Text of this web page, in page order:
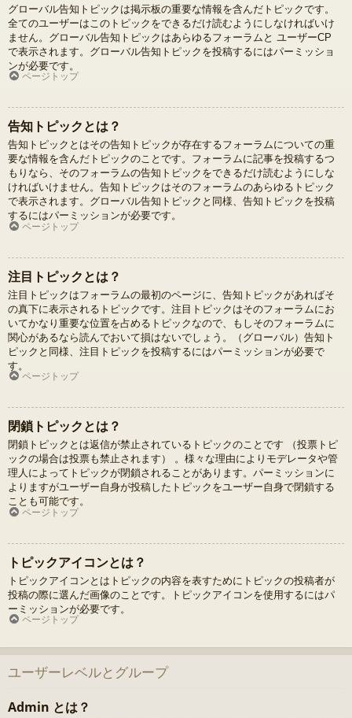
グローバル告知トピックは掲示板の重要な情報を含んだトピックです。
全てのユーザーはこのトピックをできるだけ読むようにしなければいけ
ません。グローバル告知トピックはあらゆるフォーラムと ユーザーCP
で表示されます。グローバル告知トピックを投稿するにはパーミッショ
ンが必要です。
ページトップ
告知トピックとは？
告知トピックとはその告知トピックが存在するフォーラムについての重
要な情報を含んだトピックのことです。フォーラムに記事を投稿するつ
もりなら、そのフォーラムの告知トピックをできるだけ読むようにしな
ければいけません。告知トピックはそのフォーラムのあらゆるトピック
で表示されます。グローバル告知トピックと同様、告知トピックを投稿
するにはパーミッションが必要です。
ページトップ
注目トピックとは？
注目トピックはフォーラムの最初のページに、告知トピックがあればそ
の真下に表示されるトピックです。注目トピックはそのフォーラムにお
いてかなり重要な位置を占めるトピックなので、もしそのフォーラムに
関心があるなら読んでおいて損はないでしょう。（グローバル）告知ト
ピックと同様、注目トピックを投稿するにはパーミッションが必要で
す。
ページトップ
閉鎖トピックとは？
閉鎖トピックとは返信が禁止されているトピックのことです （投票トピ
ックの場合は投票も禁止されます） 。様々な理由によりモデレータや管
理人によってトピックが閉鎖されることがあります。パーミッションに
よりますがユーザー自身が投稿したトピックをユーザー自身で閉鎖する
ことも可能です。
ページトップ
トピックアイコンとは？
トピックアイコンとはトピックの内容を表すためにトピックの投稿者が
投稿の際に選んだ画像のことです。トピックアイコンを使用するにはパ
ーミッションが必要です。
ページトップ
ユーザーレベルとグループ
Admin とは？